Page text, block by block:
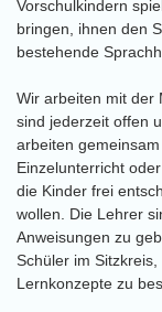
Vorschulkindern
bringen, ihnen den
bestehende
Wir arbeiten mit der
sind jederzeit offen
arbeiten
Einzelunterricht
die Kinder frei
wollen. Die Lehrer
Anweisungen zu
Schüler im
Lernkonzepte zu